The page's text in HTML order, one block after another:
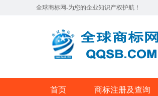
全球商标网-为您的企业知识产权护航！
首页 商标注册及查询